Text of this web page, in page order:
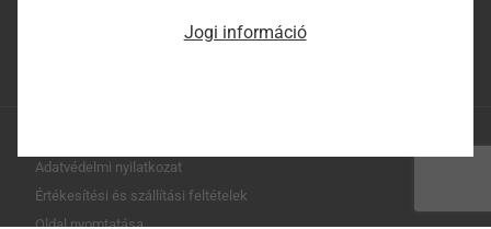
Telefon: +36 24 519 360
Adatvédelmi nyilatkozat
Értékesítési és szállítási feltételek
Oldal nyomtatása
Jogi információ